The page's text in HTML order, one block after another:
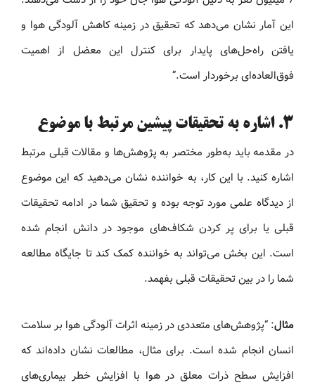
این آمار نشان می‌دهد که تحقیق در زمینه کاهش آلودگی هوا و
یافتن راه‌حل‌های پایدار برای کنترل این معضل از اهمیت
فوق‌العاده‌ای برخوردار است.”
3. اشاره به تحقیقات پیشین مرتبط با موضوع
در مقدمه باید به‌طور مختصر به پژوهش‌ها و مقالات قبلی مرتبط
اشاره کنید. با این کار، به خواننده نشان می‌دهید که این موضوع
از دیدگاه علمی مورد توجه بوده و تحقیق شما در ادامه تحقیقات
قبلی یا برای پر کردن شکاف‌های موجود در دانش انجام شده
است. این بخش می‌تواند به خواننده کمک کند تا جایگاه مطالعه
شما را در بین تحقیقات قبلی بفهمد.
مثال: “پژوهش‌های متعددی در زمینه اثرات آلودگی هوا بر سلامت
انسان انجام شده است. برای مثال، مطالعات نشان داده‌اند که
افزایش سطح ذرات معلق در هوا با افزایش خطر بیماری‌های